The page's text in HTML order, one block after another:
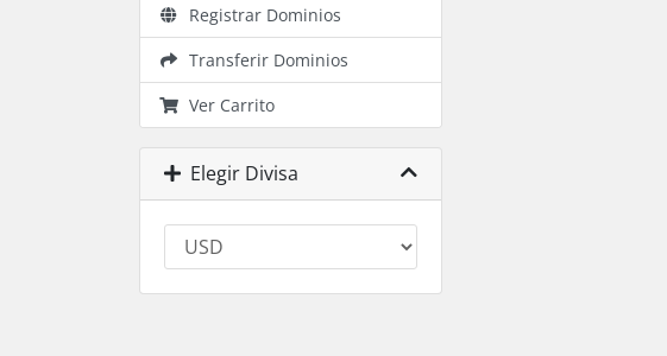
Registrar Dominios
Transferir Dominios
Ver Carrito
Elegir Divisa